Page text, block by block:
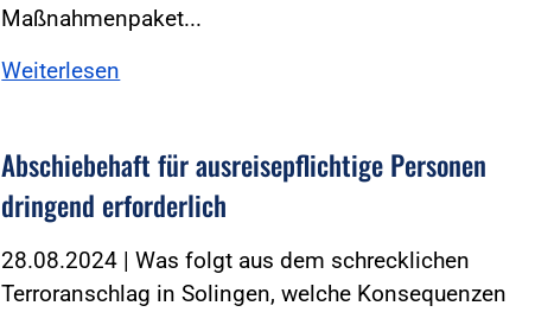
Maßnahmenpaket...
Weiterlesen
Abschiebehaft für ausreisepflichtige Personen
dringend erforderlich
28.08.2024 | Was folgt aus dem schrecklichen
Terroranschlag in Solingen, welche Konsequenzen